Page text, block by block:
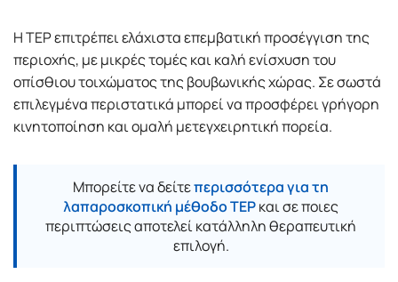
Η TEP επιτρέπει ελάχιστα επεμβατική προσέγγιση της
περιοχής, με μικρές τομές και καλή ενίσχυση του
οπίσθιου τοιχώματος της βουβωνικής χώρας. Σε σωστά
επιλεγμένα περιστατικά μπορεί να προσφέρει γρήγορη
κινητοποίηση και ομαλή μετεγχειρητική πορεία.
Μπορείτε να δείτεπερισσότερα για τη
λαπαροσκοπική μέθοδο TEPκαι σε ποιες
περιπτώσεις αποτελεί κατάλληλη θεραπευτική
επιλογή.